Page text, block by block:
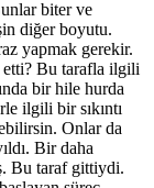
biter ve
diğer boyutu.
yapmak gerekir.
etti? Bu tarafla ilgili
bir hile hurda
ilgili bir sıkıntı
Onlar da
Bir daha
Bu taraf gittiydi.